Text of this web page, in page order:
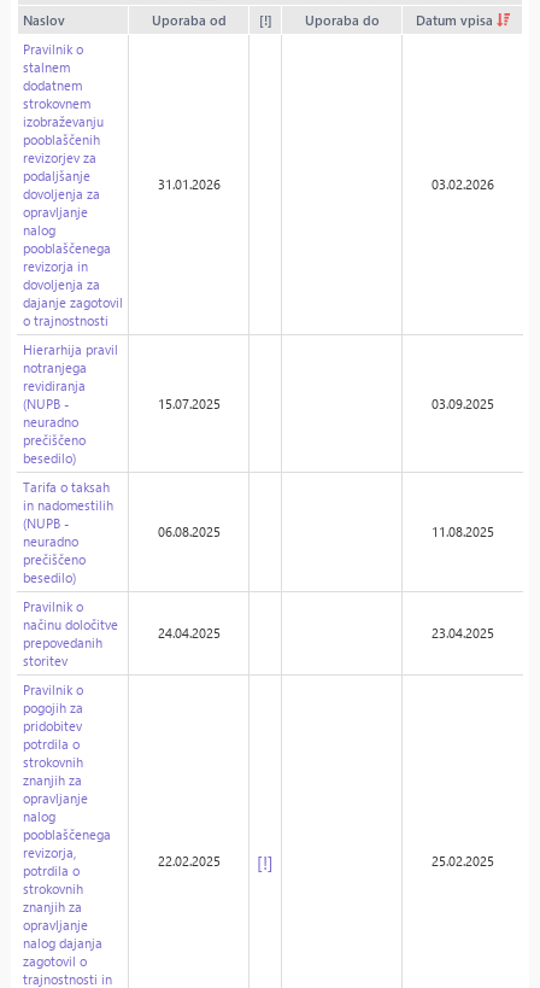
Naslov Uporaba od [!] Uporaba do
Datum vpisa
Pravilnik o
stalnem
dodatnem
strokovnem
izobraževanju
pooblaščenih
revizorjev za
podaljšanje
dovoljenja za
opravljanje
nalog
pooblaščenega
revizorja in
dovoljenja za
dajanje zagotovil
o trajnostnosti
31.01.2026 03.02.2026
Hierarhija pravil
notranjega
revidiranja
(NUPB -
neuradno
prečiščeno
besedilo)
15.07.2025 03.09.2025
Tarifa o taksah
in nadomestilih
(NUPB -
neuradno
prečiščeno
besedilo)
06.08.2025 11.08.2025
Pravilnik o
načinu določitve
prepovedanih
storitev
24.04.2025 23.04.2025
Pravilnik o
pogojih za
pridobitev
potrdila o
strokovnih
znanjih za
opravljanje
nalog
pooblaščenega
revizorja,
potrdila o
strokovnih
znanjih za
opravljanje
nalog dajanja
zagotovil o
trajnostnosti in
22.02.2025 [!] 25.02.2025